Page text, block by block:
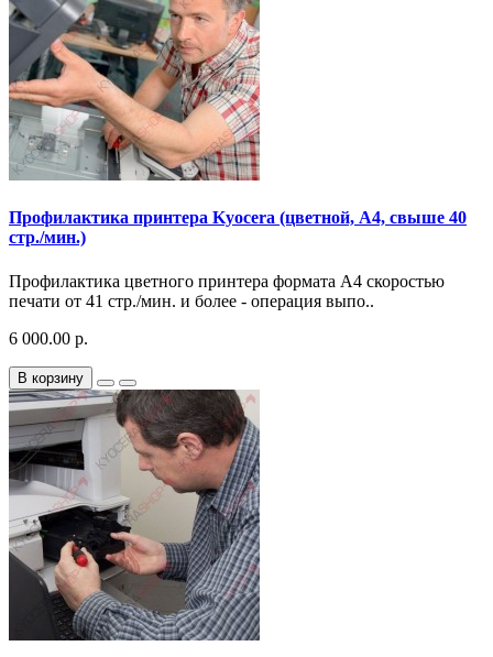
Профилактика принтера Kyocera (цветной, A4, свыше 40
стр./мин.)
Профилактика цветного принтера формата A4 скоростью
печати от 41 стр./мин. и более - операция выпо..
6 000.00 р.
В корзину